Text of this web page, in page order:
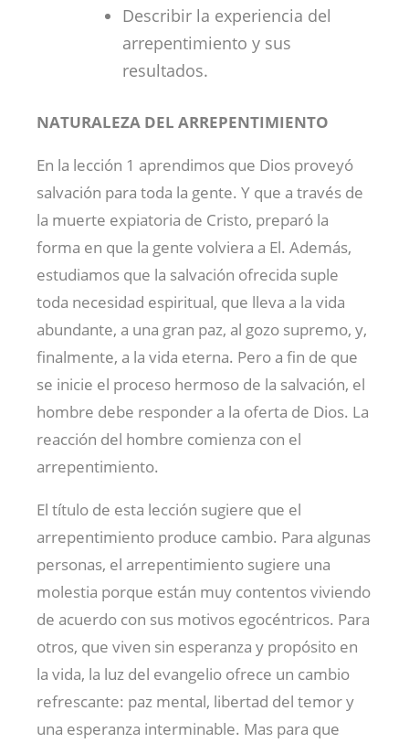
Describir la experiencia del
arrepentimiento y sus
resultados.
NATURALEZA DEL ARREPENTIMIENTO
En la lección 1 aprendimos que Dios proveyó
salvación para toda la gente. Y que a través de
la muerte expiatoria de Cristo, preparó la
forma en que la gente volviera a El. Además,
estudiamos que la salvación ofrecida suple
toda necesidad espiritual, que lleva a la vida
abundante, a una gran paz, al gozo supremo, y,
finalmente, a la vida eterna. Pero a fin de que
se inicie el proceso hermoso de la salvación, el
hombre debe responder a la oferta de Dios. La
reacción del hombre comienza con el
arrepentimiento.
El título de esta lección sugiere que el
arrepentimiento produce cambio. Para algunas
personas, el arrepentimiento sugiere una
molestia porque están muy contentos viviendo
de acuerdo con sus motivos egocéntricos. Para
otros, que viven sin esperanza y propósito en
la vida, la luz del evangelio ofrece un cambio
refrescante: paz mental, libertad del temor y
una esperanza interminable. Mas para que